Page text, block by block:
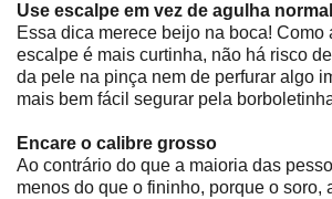
Use escalpe em vez de agulha normal
Essa dica merece beijo na boca! Como
escalpe é mais curtinha, não há risco
da pele na pinça nem de perfurar algo
mais bem fácil segurar pela
Encare o calibre grosso
Ao contrário do que a maioria das
menos do que o fininho, porque o soro,